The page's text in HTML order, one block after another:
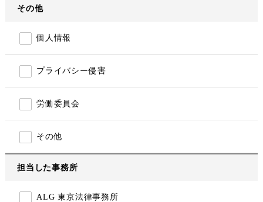
その他
個人情報
プライバシー侵害
労働委員会
その他
担当した事務所
ALG 東京法律事務所